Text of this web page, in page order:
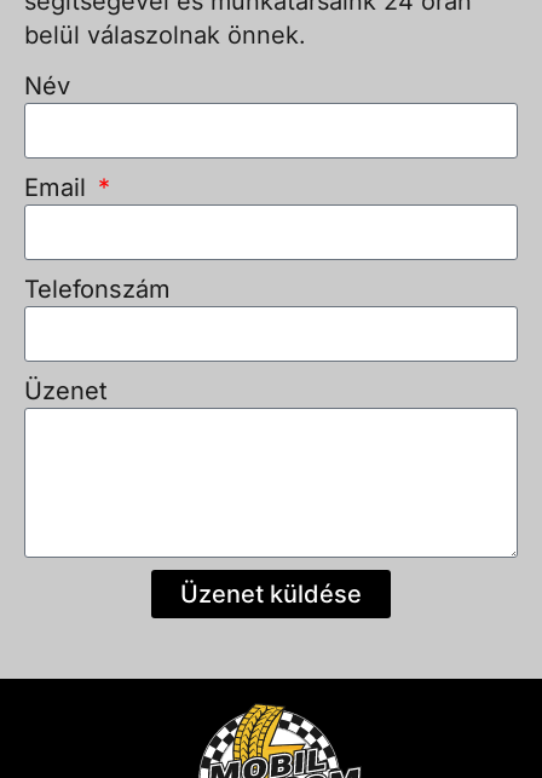
belül válaszolnak önnek.
Név
Email
Telefonszám
Üzenet
Üzenet küldése